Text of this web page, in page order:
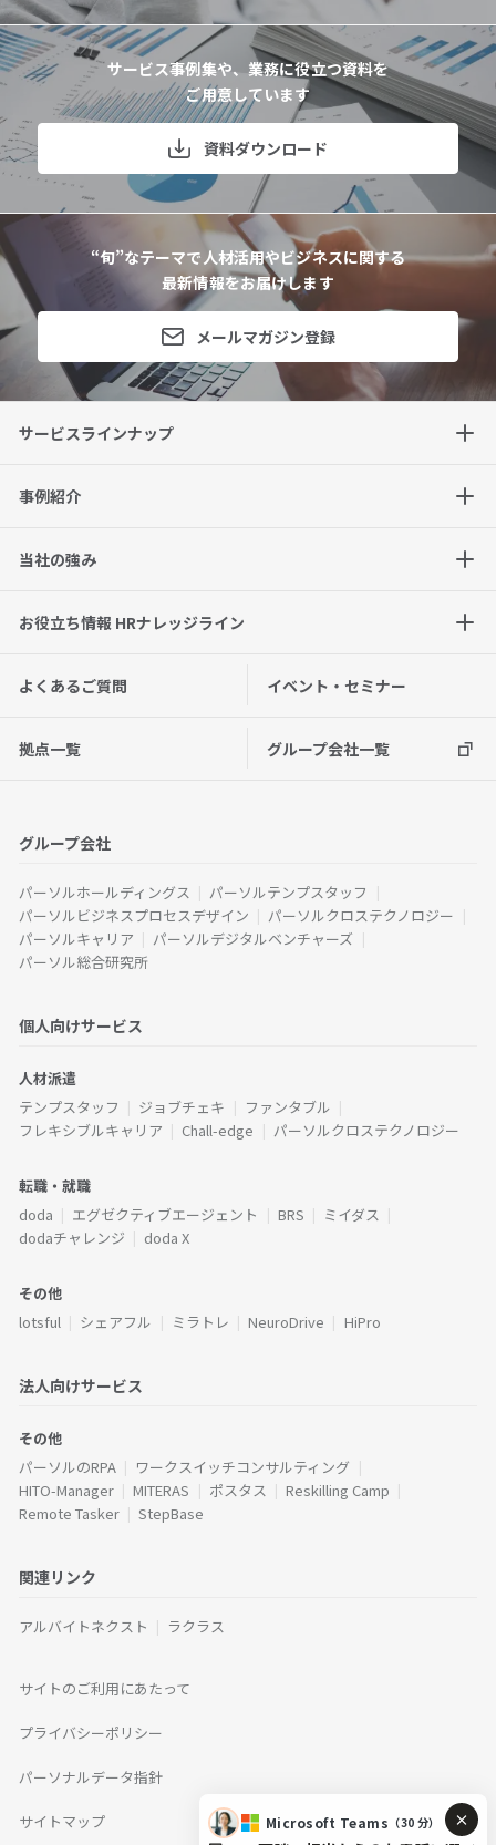
サービス事例集や、業務に役立つ資料を
ご用意しています
資料ダウンロード
“旬”なテーマで人材活用やビジネスに関する
最新情報をお届けします
メールマガジン登録
サービスラインナップ
事例紹介
当社の強み
お役立ち情報 HRナレッジライン
よくあるご質問 イベント・セミナー
拠点一覧 グループ会社一覧
グループ会社
パーソルホールディングス
パーソルテンプスタッフ
パーソルビジネスプロセスデザイン
パーソルクロステクノロジー
パーソルキャリア
パーソルデジタルベンチャーズ
パーソル総合研究所
個人向けサービス
人材派遣
テンプスタッフ
ジョブチェキ
ファンタブル
フレキシブルキャリア
Chall-edge パーソルクロステクノロジー
転職・就職
doda
エグゼクティブエージェント BRS
ミイダス
dodaチャレンジ
doda X
その他
lotsful
シェアフル ミラトレ NeuroDrive HiPro
法人向けサービス
その他
パーソルのRPA
ワークスイッチコンサルティング
HITO-Manager
MITERAS ポスタス
Reskilling Camp
Remote Tasker
StepBase
関連リンク
アルバイトネクスト ラクラス
サイトのご利用にあたって
プライバシーポリシー
パーソナルデータ指針
サイトマップ